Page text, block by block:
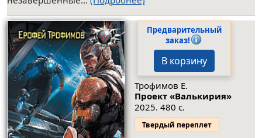
Предварительный
заказ!
В корзину
Трофимов Е.
Проект «Валькирия»
2025. 480 с.
Твердый переплет